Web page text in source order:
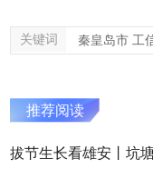
关键词 秦皇岛市 工
推荐阅读
拔节生长看雄安丨坑